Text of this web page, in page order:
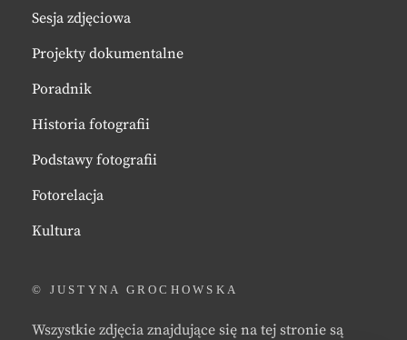
Sesja zdjęciowa
Projekty dokumentalne
Poradnik
Historia fotografii
Podstawy fotografii
Fotorelacja
Kultura
© JUSTYNA GROCHOWSKA
Wszystkie zdjęcia znajdujące się na tej stronie są